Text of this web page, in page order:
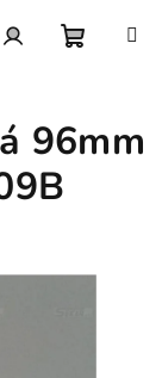
košík
96mm